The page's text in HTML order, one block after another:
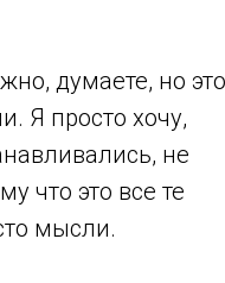
думаете, но это
Я просто хочу,
не
что это все те
мысли.